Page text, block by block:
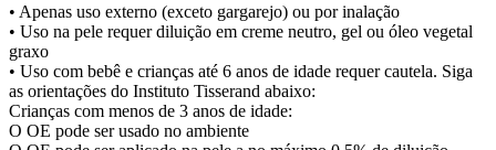
• Apenas uso externo (exceto gargarejo) ou por inalação
• Uso na pele requer diluição em creme neutro, gel ou óleo vegetal
graxo
• Uso com bebê e crianças até 6 anos de idade requer cautela. Siga
as orientações do Instituto Tisserand abaixo:
Crianças com menos de 3 anos de idade:
O OE pode ser usado no ambiente